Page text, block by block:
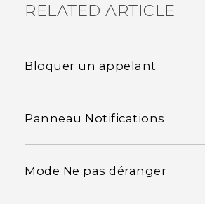
RELATED ARTICLE
Bloquer un appelant
Panneau Notifications
Mode Ne pas déranger